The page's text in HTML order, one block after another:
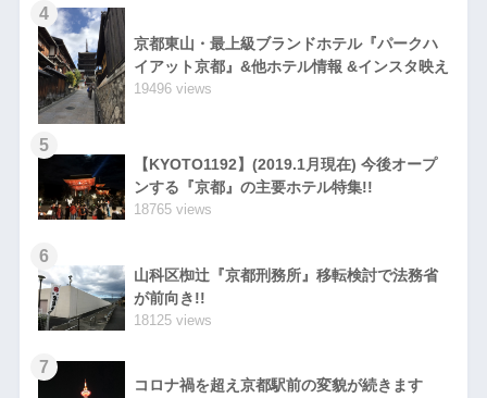
4
京都東山・最上級ブランドホテル『パークハ
イアット京都』&他ホテル情報 &インスタ映え
19496 views
5
【KYOTO1192】(2019.1月現在) 今後オープ
ンする『京都』の主要ホテル特集!!
18765 views
6
山科区椥辻『京都刑務所』移転検討で法務省
が前向き!!
18125 views
7
コロナ禍を超え京都駅前の変貌が続きます